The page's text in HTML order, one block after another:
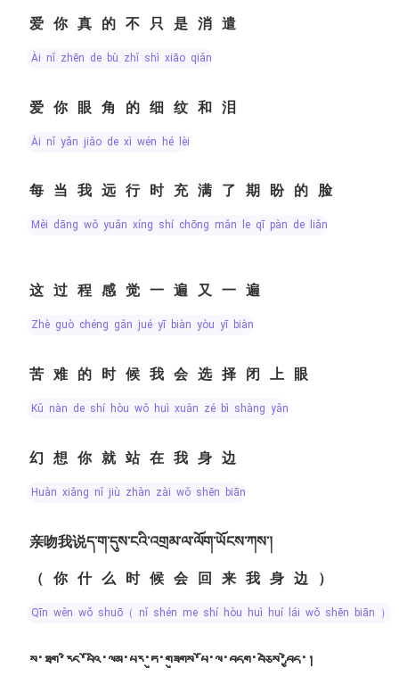
爱你真的不只是消遣
ài nǐ zhēn de bù zhǐ shì xiāo qiǎn
爱你眼角的细纹和泪
ài nǐ yǎn jiǎo de xì wén hé lèi
每当我远行时充满了期盼的脸
měi dāng wǒ yuǎn xíng shí chōng mǎn le qī pàn de liǎn
这过程感觉一遍又一遍
zhè guò chéng gǎn jué yī biàn yòu yī biàn
苦难的时候我会选择闭上眼
kǔ nàn de shí hòu wǒ huì xuǎn zé bì shàng yǎn
幻想你就站在我身边
huàn xiǎng nǐ jiù zhàn zài wǒ shēn biān
亲吻我说ད་ག་དུས་ངའི་འགྲམ་ལ་ལོག་ཡོངས་ཀས་།
（你什么时候会回来我身边）
qīn wěn wǒ shuō（ nǐ shén me shí hòu huì huí lái wǒ shēn biān ）
ས་ཐག་རིང་པོའི་ལམ་པར་ཏུ་གཟུགས་པོ་ལ་བདག་བཅེས་བྱེད་།